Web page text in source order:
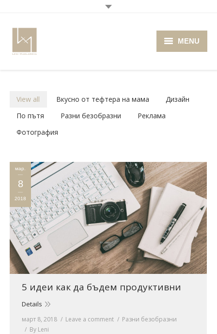
MENU
Portfolio
Retro Camera Museum
View all Вкусно от тефтера на мама
Дизайн
По пътя
Разни безобразни
Реклама
Фотография
мар.
8
2018
5 идеи как да бъдем продуктивни
Details
март 8, 2018 Leave a comment
Разни безобразни
By Leni